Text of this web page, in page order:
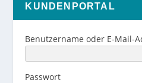
KUNDENPORTAL
Benutzername oder E-Mail-
Passwort